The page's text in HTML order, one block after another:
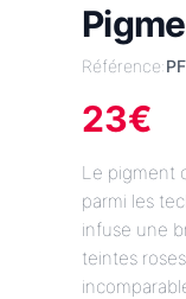
Référence:
23€
Le pigment
parmi les
infuse une
teintes